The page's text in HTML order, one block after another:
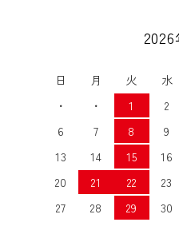
日 月 火 水
・
・ 1 2
6
7 8 9
13
14 15 16
20
21 22 23
27
28 29 30